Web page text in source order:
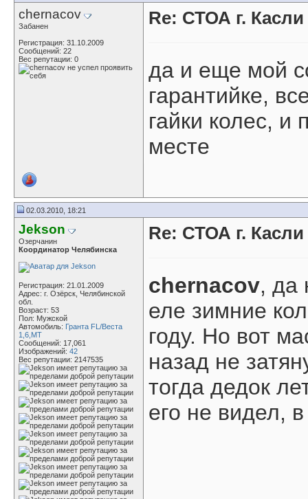
chernacov
Забанен
Регистрация: 31.10.2009
Сообщений: 22
Вес репутации: 0
Re: СТОА г.
да и еще мой
гарантийке,
гайки колес, и
месте
02.03.2010, 18:21
Jekson
Озерчанин
Координатор Челябинска
Регистрация: 21.01.2009
Адрес: г. Озёрск, Челябинской
обл.
Возраст: 53
Пол: Мужской
Автомобиль: Гранта FL/Веста
1,6,МТ
Сообщений: 17,061
Изображений: 42
Вес репутации: 2147535
Re: СТОА г.
chernacov, да
еле зимние
году. Но вот
назад не
тогда дедок
его не видел,